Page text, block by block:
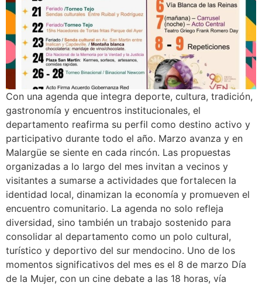
Con una agenda que integra deporte, cultura, tradición,
gastronomía y encuentros institucionales, el
departamento reafirma su perfil como destino activo y
participativo durante todo el año. Marzo avanza y en
Malargüe se siente en cada rincón. Las propuestas
organizadas a lo largo del mes invitan a vecinos y
visitantes a sumarse a actividades que fortalecen la
identidad local, dinamizan la economía y promueven el
encuentro comunitario. La agenda no solo refleja
diversidad, sino también un trabajo sostenido para
consolidar al departamento como un polo cultural,
turístico y deportivo del sur mendocino. Uno de los
momentos significativos del mes es el 8 de marzo Día
de la Mujer, con un cine debate a las 18 horas, vía